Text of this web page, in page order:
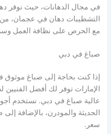
في مجال الدهانات، حيث نوفر
التشطيبات دهان في عجمان، من
مع الحرص على نظافة العمل
صباغ في دبي
إذا كنت بحاجة إلى صباغ
الإمارات توفر لك أفضل الفنيين
عالية صباغ في دبي. نستخدم أجود
الحديثة والمودرن، بالإضافة
سعر.